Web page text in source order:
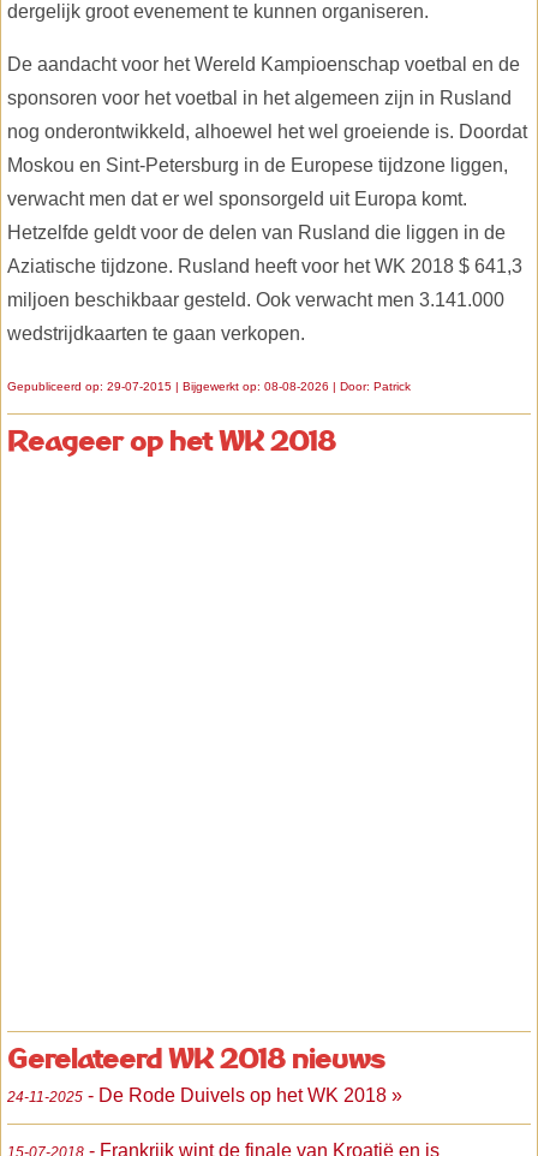
dergelijk groot evenement te kunnen organiseren.
De aandacht voor het Wereld Kampioenschap voetbal en de
sponsoren voor het voetbal in het algemeen zijn in Rusland
nog onderontwikkeld, alhoewel het wel groeiende is. Doordat
Moskou en Sint-Petersburg in de Europese tijdzone liggen,
verwacht men dat er wel sponsorgeld uit Europa komt.
Hetzelfde geldt voor de delen van Rusland die liggen in de
Aziatische tijdzone. Rusland heeft voor het WK 2018 $ 641,3
miljoen beschikbaar gesteld. Ook verwacht men 3.141.000
wedstrijdkaarten te gaan verkopen.
Gepubliceerd op: 29-07-2015 | Bijgewerkt op: 08-08-2026 | Door: Patrick
Reageer op het WK 2018
Gerelateerd WK 2018 nieuws
24-11-2025 - De Rode Duivels op het WK 2018 »
15-07-2018 - Frankrijk wint de finale van Kroatië en is